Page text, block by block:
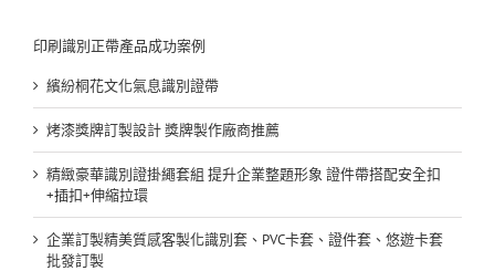
印刷識別正帶產品成功案例
繽紛桐花文化氣息識別證帶
烤漆獎牌訂製設計 獎牌製作廠商推薦
精緻豪華識別證掛繩套組 提升企業整題形象 證件帶搭配安全扣
+插扣+伸縮拉環
企業訂製精美質感客製化識別套、PVC卡套、證件套、悠遊卡套
批發訂製